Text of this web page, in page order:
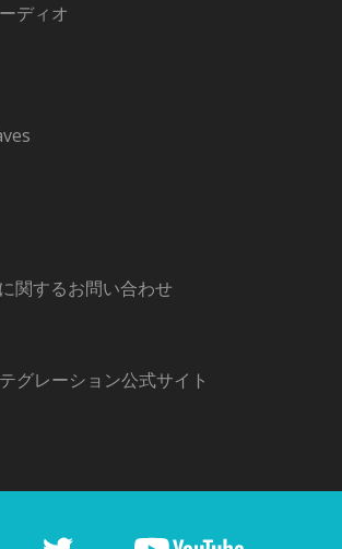
ディオ
関するお問い合わせ
グレーション公式サイト